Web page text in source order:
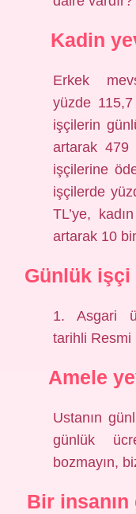
Kadin
Erkek
yüzde
işçilerin
artarak 479
işçilerine
işçilerde
TL’ye,
artarak 10
Günlük işçi
1. Asgari
tarihli Resmi
Amele
Ustanın
günlük
bozmayın,
Bir